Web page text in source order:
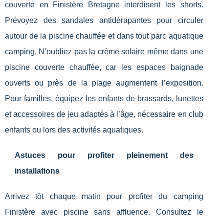
couverte en Finistère Bretagne interdisent les shorts.
Prévoyez des sandales antidérapantes pour circuler
autour de la piscine chauffée et dans tout parc aquatique
camping. N’oubliez pas la crème solaire même dans une
piscine couverte chauffée, car les espaces baignade
ouverts ou près de la plage augmentent l’exposition.
Pour familles, équipez les enfants de brassards, lunettes
et accessoires de jeu adaptés à l’âge, nécessaire en club
enfants ou lors des activités aquatiques.
Astuces pour profiter pleinement des
installations
Arrivez tôt chaque matin pour profiter du camping
Finistère avec piscine sans affluence. Consultez le